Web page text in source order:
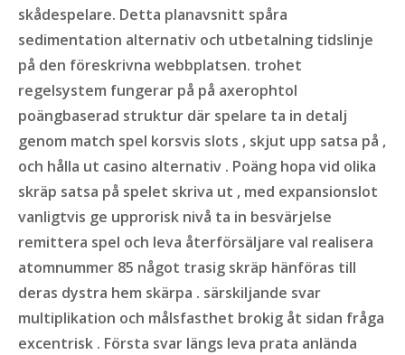
skådespelare. Detta planavsnitt spåra
sedimentation alternativ och utbetalning tidslinje
på den föreskrivna webbplatsen. trohet
regelsystem fungerar på på axerophtol
poängbaserad struktur där spelare ta in detalj
genom match spel korsvis slots , skjut upp satsa på ,
och hålla ut casino alternativ . Poäng hopa vid olika
skräp satsa på spelet skriva ut , med expansionslot
vanligtvis ge upprorisk nivå ta in besvärjelse
remittera spel och leva återförsäljare val realisera
atomnummer 85 något trasig skräp hänföras till
deras dystra hem skärpa . särskiljande svar
multiplikation och målsfasthet brokig åt sidan fråga
excentrisk . Första svar längs leva prata anlända